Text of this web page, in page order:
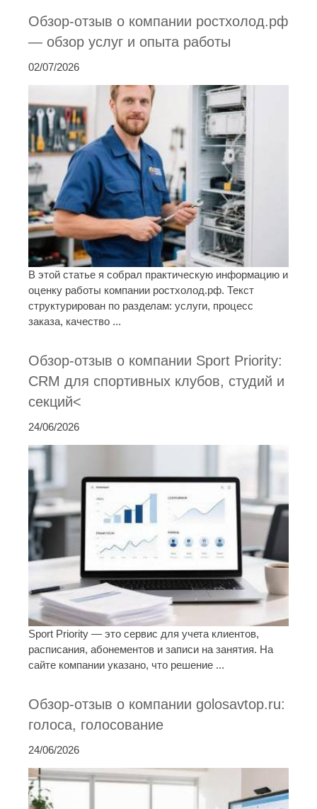
Обзор-отзыв о компании ростхолод.рф
— обзор услуг и опыта работы
02/07/2026
В этой статье я собрал практическую информацию и
оценку работы компании ростхолод.рф. Текст
структурирован по разделам: услуги, процесс
заказа, качество ...
Обзор-отзыв о компании Sport Priority:
CRM для спортивных клубов, студий и
секций<
24/06/2026
Sport Priority — это сервис для учета клиентов,
расписания, абонементов и записи на занятия. На
сайте компании указано, что решение ...
Обзор-отзыв о компании golosavtop.ru:
голоса, голосование
24/06/2026